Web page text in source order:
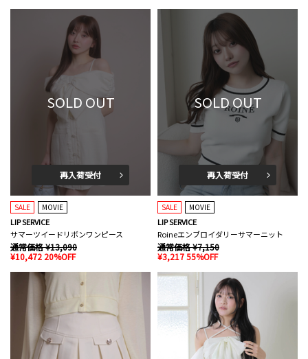
SOLD OUT
再入荷受付
SALE MOVIE
LIP SERVICE
サマーツイードリボンワンピース
通常価格 ¥13,090
¥10,472 20%OFF
SOLD OUT
再入荷受付
SALE MOVIE
LIP SERVICE
Roineエンブロイダリーサマーニット
通常価格 ¥7,150
¥3,217 55%OFF